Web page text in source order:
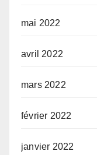
mai 2022
avril 2022
mars 2022
février 2022
janvier 2022